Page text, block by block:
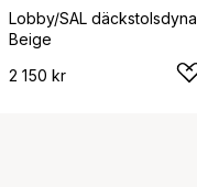
Lobby/SAL däckstolsdyna,
Beige
2 150 kr